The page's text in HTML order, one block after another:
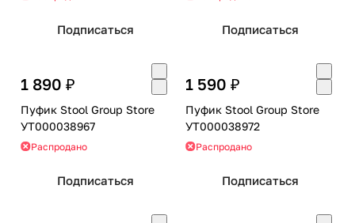
Подписаться Подписаться
1 890 ₽
Пуфик Stool Group Store
УТ000038967
Распродано
Подписаться
1 590 ₽
Пуфик Stool Group Store
УТ000038972
Распродано
Подписаться